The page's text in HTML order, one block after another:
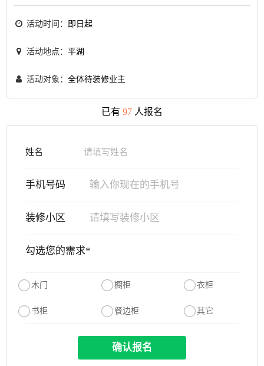
活动时间： 即日起
活动地点： 平湖
活动对象： 全体待装修业主
已有 97 人报名
姓名
手机号码
装修小区
勾选您的需求*
木门 橱柜 衣柜
书柜 餐边柜 其它
确认报名